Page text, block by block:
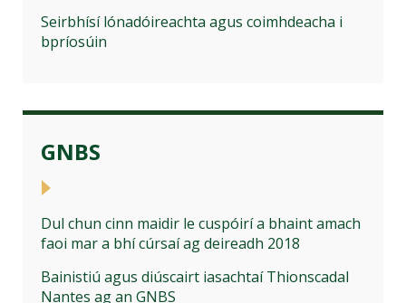
Seirbhísí lónadóireachta agus coimhdeacha i
bpríosúin
GNBS
Dul chun cinn maidir le cuspóirí a bhaint amach
faoi mar a bhí cúrsaí ag deireadh 2018
Bainistiú agus diúscairt iasachtaí Thionscadal
Nantes ag an GNBS